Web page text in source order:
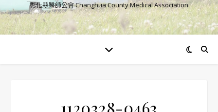
彰化縣醫師公會 Changhua County Medical Association
1120328-0463